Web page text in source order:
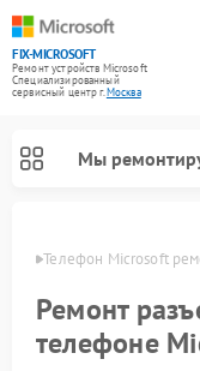
FIX-MICROSOFT
Ремонт устройств Microsoft
Специализированный
cервисный центр г.Москва
Мы
Телефон Microsoft
Ремонт
телефоне